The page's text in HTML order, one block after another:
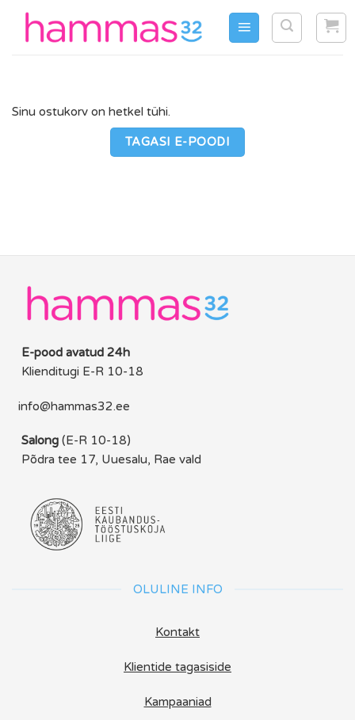
content
Sinu ostukorv on hetkel tühi.
TAGASI E-POODI
E-pood avatud 24h
Klienditugi E-R 10-18
info@hammas32.ee
Salong (E-R 10-18)
Põdra tee 17, Uuesalu, Rae vald
OLULINE INFO
Kontakt
Klientide tagasiside
Kampaaniad